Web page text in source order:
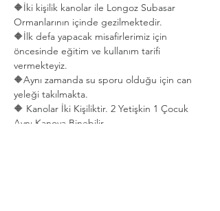
🔶İki kişilik kanolar ile Longoz Subasar
Ormanlarının içinde gezilmektedir.
🔶İlk defa yapacak misafirlerimiz için
öncesinde eğitim ve kullanım tarifi
vermekteyiz.
🔶Aynı zamanda su sporu olduğu için can
yeleği takılmakta.
🔶 Kanolar İki Kişiliktir. 2 Yetişkin 1 Çocuk
Aynı Kanoya Binebilir.